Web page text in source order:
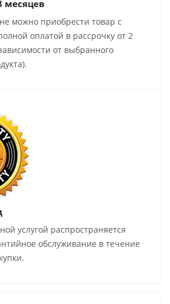
месяцев
можно приобрести товар с
оплатой в рассрочку от 2
от выбранного
услугой распространяется
обслуживание в течение